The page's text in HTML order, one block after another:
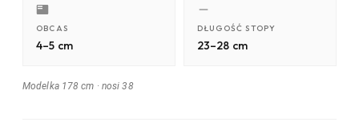
OBCAS
4–5 cm
DŁUGOŚĆ STOPY
23–28 cm
Modelka 178 cm · nosi 38